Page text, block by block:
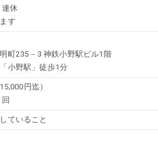
連休
す
町235－3 神鉄小野駅ビル1階
小野駅」徒歩1分
円迄）
ていること